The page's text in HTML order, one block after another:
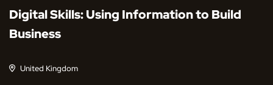
Digital Skills: Using Information to Build
Business
United Kingdom